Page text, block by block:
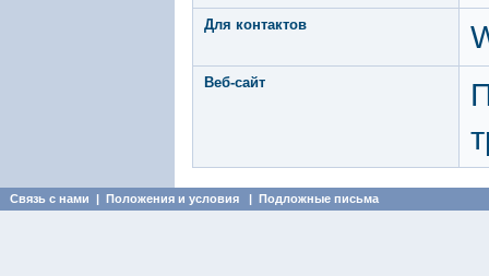
Для контактов
Веб-сайт
Связь с нами | Положения и условия | Подложные письма